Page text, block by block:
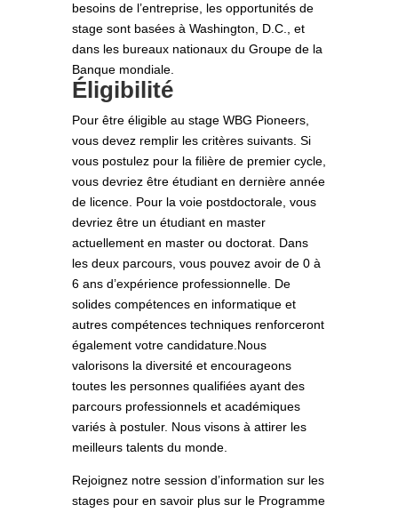
besoins de l’entreprise, les opportunités de
stage sont basées à Washington, D.C., et
dans les bureaux nationaux du Groupe de la
Banque mondiale.
Éligibilité
Pour être éligible au stage WBG Pioneers,
vous devez remplir les critères suivants. Si
vous postulez pour la filière de premier cycle,
vous devriez être étudiant en dernière année
de licence. Pour la voie postdoctorale, vous
devriez être un étudiant en master
actuellement en master ou doctorat. Dans
les deux parcours, vous pouvez avoir de 0 à
6 ans d’expérience professionnelle. De
solides compétences en informatique et
autres compétences techniques renforceront
également votre candidature.Nous
valorisons la diversité et encourageons
toutes les personnes qualifiées ayant des
parcours professionnels et académiques
variés à postuler. Nous visons à attirer les
meilleurs talents du monde.
Rejoignez notre session d’information sur les
stages pour en savoir plus sur le Programme